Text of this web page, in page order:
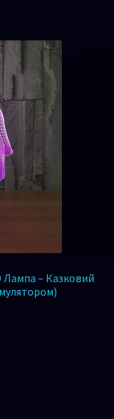
Лампа – Казковий